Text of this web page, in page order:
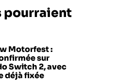
pourraient
Motorfest :
sur
Switch 2, avec
déjà fixée